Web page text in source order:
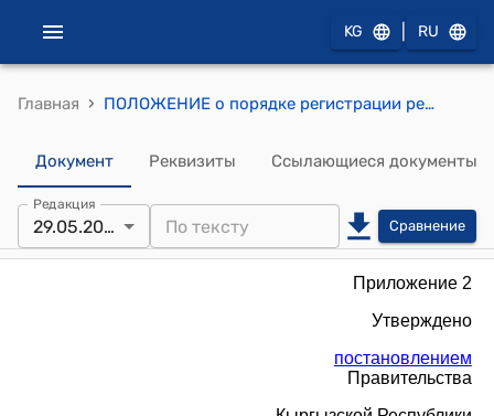
KG RU
Главная › ПОЛОЖЕНИЕ о порядке регистрации резидентов Парка высоких технологий Кыргызской Республики (Утверждено постановлением Правительства Кыргызской Республики от 2 мая 2012 года № 267)
Документ Реквизиты Ссылающиеся документы
Редакция
29.05.2026 Сравнение